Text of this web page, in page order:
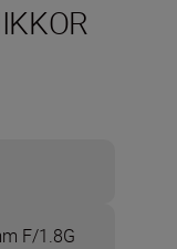
F/1.8G